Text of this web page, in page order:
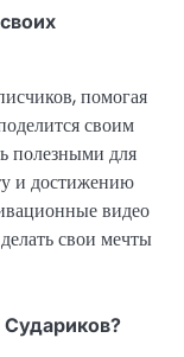
помогая
своим
полезными для
и достижению
видео
свои мечты